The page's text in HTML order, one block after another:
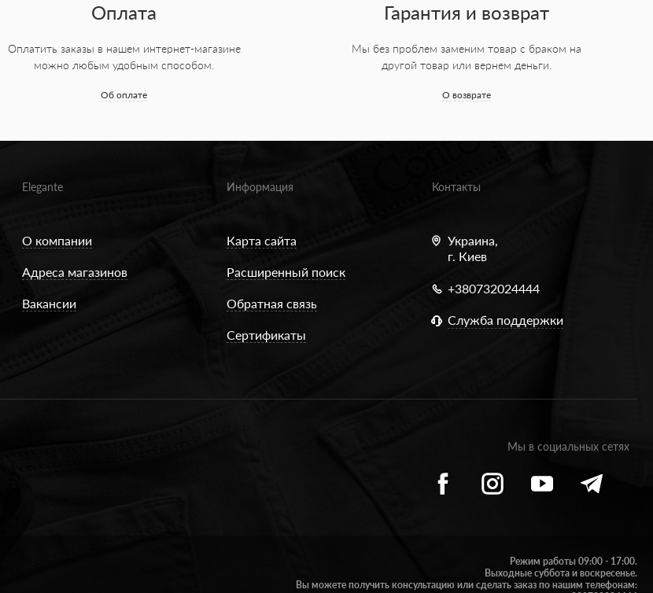
Оплата
Оплатить заказы в нашем интернет-магазине
можно любым удобным способом.
Об оплате
Гарантия и возврат
Мы без проблем заменим товар с браком на
другой товар или вернем деньги.
О возврате
Elegante
О компании
Адреса магазинов
Вакансии
Информация
Карта сайта
Расширенный поиск
Обратная связь
Сертификаты
Контакты
Украина,
г. Киев
+380732024444
Служба поддержки
Мы в социальных сетях
Режим работы 09:00 - 17:00.
Выходные суббота и воскресенье.
Вы можете получить консультацию или сделать заказ по нашим телефонам: